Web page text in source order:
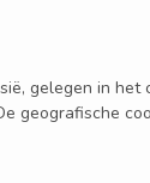
gelegen in
geografische